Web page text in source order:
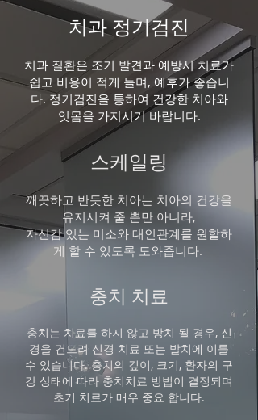
​치과 정기검진
치과 질환은 조기 발견과 예방시 치료가
쉽고 비용이 적게 들며, 예후가 좋습니
다. 정기검진을 통하여 건강한 치아와
잇몸을 가지시기 바랍니다.
스케일링
깨끗하고 반듯한 치아는 치아의 건강을
유지시켜 줄 뿐만 아니라,
자신감 있는 미소와 대인관계를 원할하
게 할 수 있도록 도와줍니다.
충치 치료
​충치는 치료를 하지 않고 방치 될 경우, 신
경을 건드려 신경 치료 또는 발치에 이를
수 있습니다. 충치의 깊이, 크기, 환자의 구
강 상태에 따라 충치치료 방법이 결정되며
초기 치료가 매우 중요 합니다.